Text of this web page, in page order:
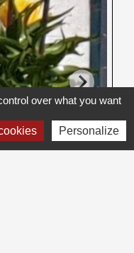
over what you want
Personalize